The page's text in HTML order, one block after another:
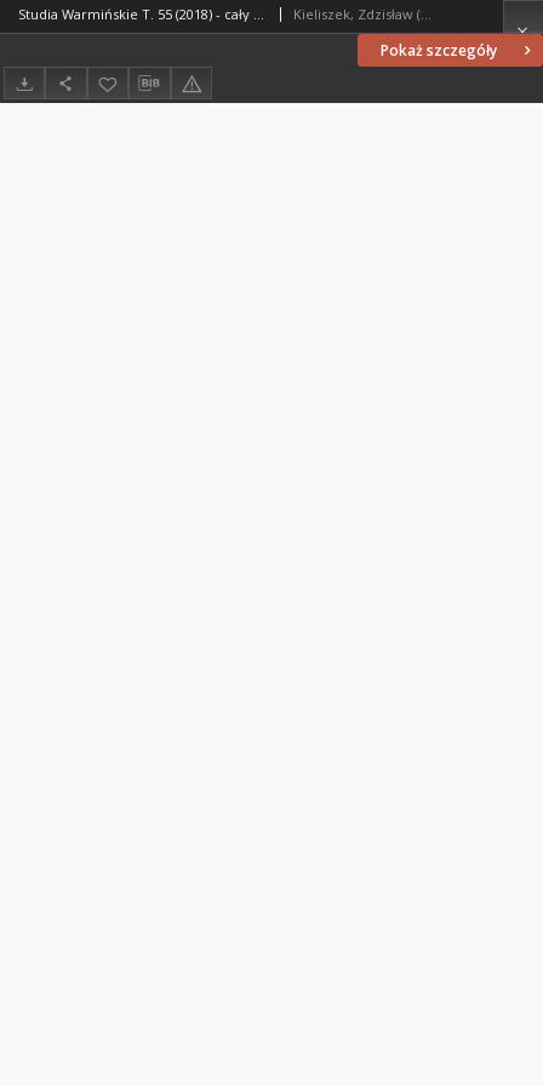
Pokaż szczegóły
Studia Warmińskie T. 55 (2018) - cały numer Kieliszek, Zdzisław (1973- ). Redaktor naczelny